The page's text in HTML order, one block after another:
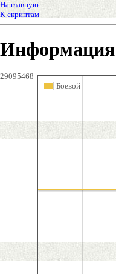
На главную
К скриптам
Информация
29095468
Боевой